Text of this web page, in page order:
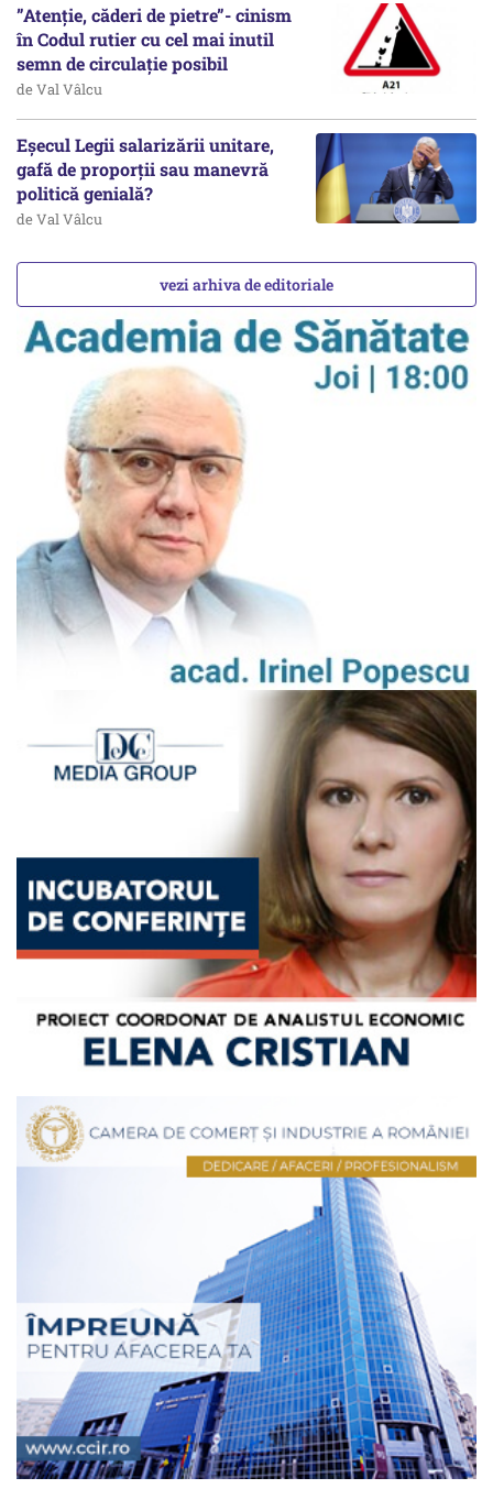
”Atenție, căderi de pietre”- cinism
în Codul rutier cu cel mai inutil
semn de circulație posibil
de Val Vâlcu
Eșecul Legii salarizării unitare,
gafă de proporții sau manevră
politică genială?
de Val Vâlcu
vezi arhiva de editoriale